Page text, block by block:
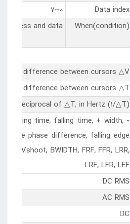
Data index
0~7
When(condition)
address and data
difference between cursors △V
Time difference between cursors △T
Reciprocal of △T, in Hertz (1/△T)
rising time, falling time, + width, -
edge phase difference, falling edge
BWIDTH, FRF, FFR, LRR,
LRF, LFR, LFF
DC RMS
AC RMS
DC